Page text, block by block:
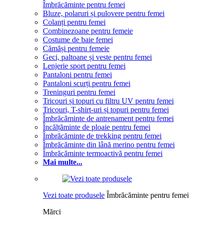
Îmbrăcăminte pentru femei
Bluze, polaruri și pulovere pentru femei
Colanți pentru femei
Combinezoane pentru femeie
Costume de baie femei
Cămăși pentru femeie
Geci, paltoane și veste pentru femei
Lenjerie sport pentru femei
Pantaloni pentru femei
Pantaloni scurți pentru femei
Treninguri pentru femei
Tricouri și topuri cu filtru UV pentru femei
Tricouri, T-shirt-uri și topuri pentru femei
Îmbrăcăminte de antrenament pentru femei
Încălțăminte de ploaie pentru femei
Îmbrăcăminte de trekking pentru femei
Îmbrăcăminte din lână merino pentru femei
Îmbrăcăminte termoactivă pentru femei
Mai multe...
Vezi toate produsele Îmbrăcăminte pentru femei
Mărci